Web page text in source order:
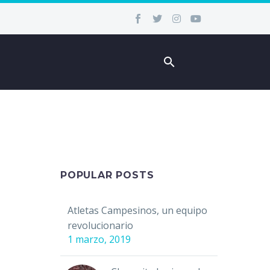
POPULAR POSTS
Atletas Campesinos, un equipo
revolucionario
1 marzo, 2019